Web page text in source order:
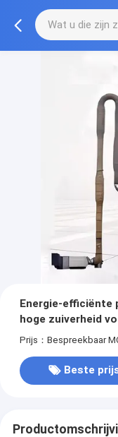
Energie-
hoge zuiverheid
Prijs：Bespreekbaar
Beste